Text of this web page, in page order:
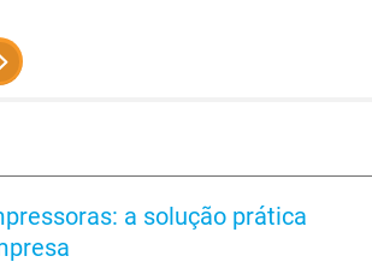
a solução prática